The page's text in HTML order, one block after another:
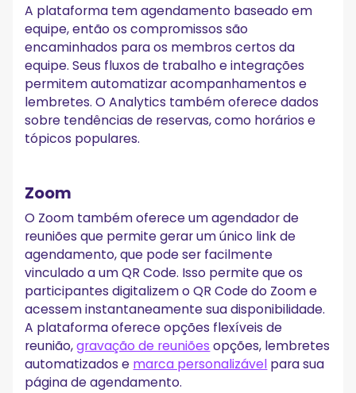
A plataforma tem agendamento baseado em
equipe, então os compromissos são
encaminhados para os membros certos da
equipe. Seus fluxos de trabalho e integrações
permitem automatizar acompanhamentos e
lembretes. O Analytics também oferece dados
sobre tendências de reservas, como horários e
tópicos populares.
Zoom
O Zoom também oferece um agendador de
reuniões que permite gerar um único link de
agendamento, que pode ser facilmente
vinculado a um QR Code. Isso permite que os
participantes digitalizem o QR Code do Zoom e
acessem instantaneamente sua disponibilidade.
A plataforma oferece opções flexíveis de
reunião,gravação de reuniões opções, lembretes
automatizados e marca personalizável para sua
página de agendamento.